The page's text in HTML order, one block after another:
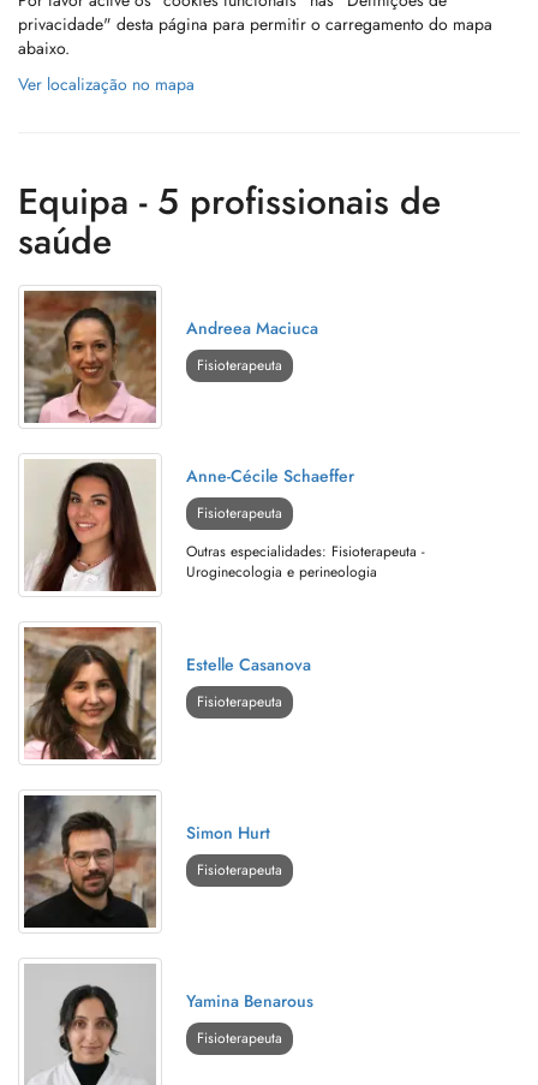
privacidade" desta página para permitir o carregamento do mapa
abaixo.
Ver localização no mapa
Equipa - 5 profissionais de
saúde
Andreea Maciuca
Fisioterapeuta
Anne-Cécile Schaeffer
Fisioterapeuta
Outras especialidades: Fisioterapeuta -
Uroginecologia e perineologia
Estelle Casanova
Fisioterapeuta
Simon Hurt
Fisioterapeuta
Yamina Benarous
Fisioterapeuta